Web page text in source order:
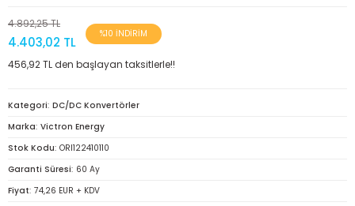
4.892,25 TL
4.403,02 TL
%10 İNDİRİM
456,92 TL den başlayan taksitlerle!!
Kategori DC/DC Konvertörler
Marka Victron Energy
Stok Kodu ORI122410110
Garanti Süresi 60 Ay
Fiyat 74,26 EUR + KDV